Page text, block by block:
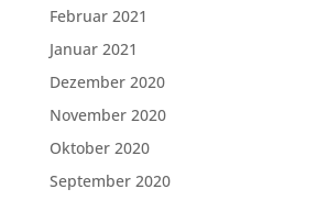
Februar 2021
Januar 2021
Dezember 2020
November 2020
Oktober 2020
September 2020